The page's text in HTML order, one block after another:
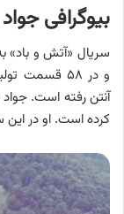
بیوگرافی
سریال «آتش و باد»
آنتن رفته است.
کرده است. او در